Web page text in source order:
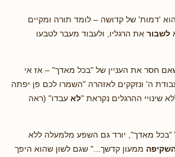
הוא 'דמות' של קדושה – לומד תורה ומקיים
לשבור את הרגליו, ולעבוד מעבר לטבעו
חסר את העניין של "בכל מאדך" – אז אי
ה' ונזקקים לאזהרה "השמרו לכם פן יפתה
שינויי ההרגלים נקראת "לא עבדו" (ראה
"בכל מאדך", יורד גם השפע מלמעלה ללא
ממעון קדשך..." שגם לשון שהוא היפך